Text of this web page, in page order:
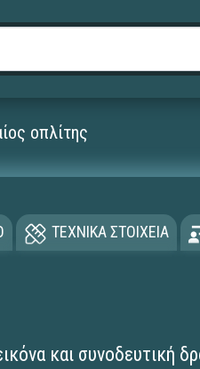
οπλίτης
ΤΕΧΝΙΚΑ ΣΤΟΙΧΕΙΑ
και συνοδευτική